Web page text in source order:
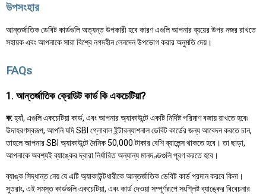
উপসংহার
আন্তর্জাতিক ডেবিট কার্ডগুলি অত্যন্ত উপকারী হবে কারণ এগুলি আপনার ব্যয়ের উপর নজর রাখতে
সহায়ক এবং আপনাকে সারা বিশ্বে নগদহীন লেনদেন উপভোগ করার অনুমতি দেয়।
FAQs
1. আন্তর্জাতিক ক্রেডিট কার্ড কি একচেটিয়া?
ক:হ্যাঁ, এগুলি একচেটিয়া কার্ড, এবং আপনার অ্যাকাউন্টে একটি নির্দিষ্ট পরিমাণ বজায় রাখতে হবে৷
উদাহরণস্বরূপ, আপনি যদি SBI গ্লোবাল ইন্টারন্যাশনাল ডেবিট কার্ডের জন্য আবেদন করতে চান,
তাহলে আপনার SBI অ্যাকাউন্টে দৈনিক 50,000 টাকার বেশি ব্যালেন্স থাকতে হবে। তা ছাড়া,
আপনাকে অবশ্যই ব্যাঙ্কের দ্বারা নির্ধারিত অন্যান্য মানদণ্ডগুলি পূরণ করতে হবে।
ব্যাঙ্ক সিদ্ধান্ত নেয় যে এটি অ্যাকাউন্টধারীকে আন্তর্জাতিক ডেবিট কার্ড প্রদান করবে কিনা।
সুতরাং, এই সমস্ত কার্ডগুলি একচেটিয়া, এবং কার্ড দেওয়া সম্পূর্ণরূপে সংশ্লিষ্ট ব্যাঙ্কের বিবেচনার